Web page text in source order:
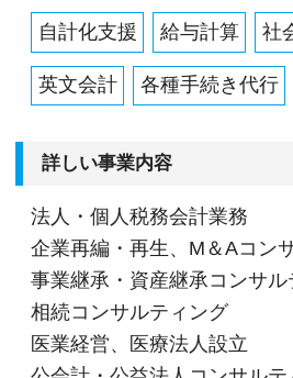
自計化支援 給与計算 社
英文会計 各種手続き代行
詳しい事業内容
法人・個人税務会計業務
企業再編・再生、M＆Aコン
事業継承・資産継承コンサル
相続コンサルティング
医業経営、医療法人設立